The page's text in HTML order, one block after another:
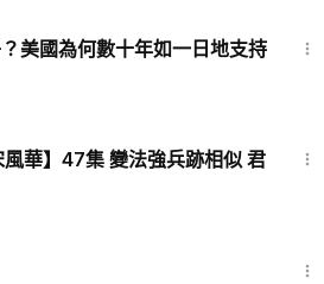
美國為何數十年如一日地支持
變法強兵跡相似 君